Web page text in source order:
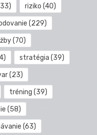
riziko (40)
(229)
(70)
stratégia (39)
(23)
tréning (39)
(58)
(63)